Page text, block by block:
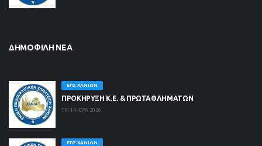
ΔΗΜΟΦΙΛΉ ΝΈΑ
ΕΠΣ ΧΑΝΊΩΝ
ΠΡΟΚΗΡΥΞΗ Κ.Ε. & ΠΡΩΤΑΘΛΗΜΑΤΩΝ
ΤΡΙ 14 ΙΟΥΛ 2026
ΕΠΣ ΧΑΝΊΩΝ